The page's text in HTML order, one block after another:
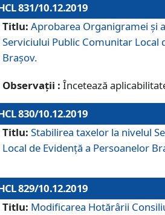
831/10.12.2019
Titlu: Aprobarea Organigramei și
Serviciului Public Comunitar Local
Brașov.
Observații : Încetează
830/10.12.2019
Titlu: Stabilirea taxelor la nivelul
Local de Evidenţă a Persoanelor
829/10.12.2019
Titlu: Modificarea Hotărârii